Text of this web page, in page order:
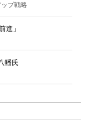
プ戦略
進」
幡氏